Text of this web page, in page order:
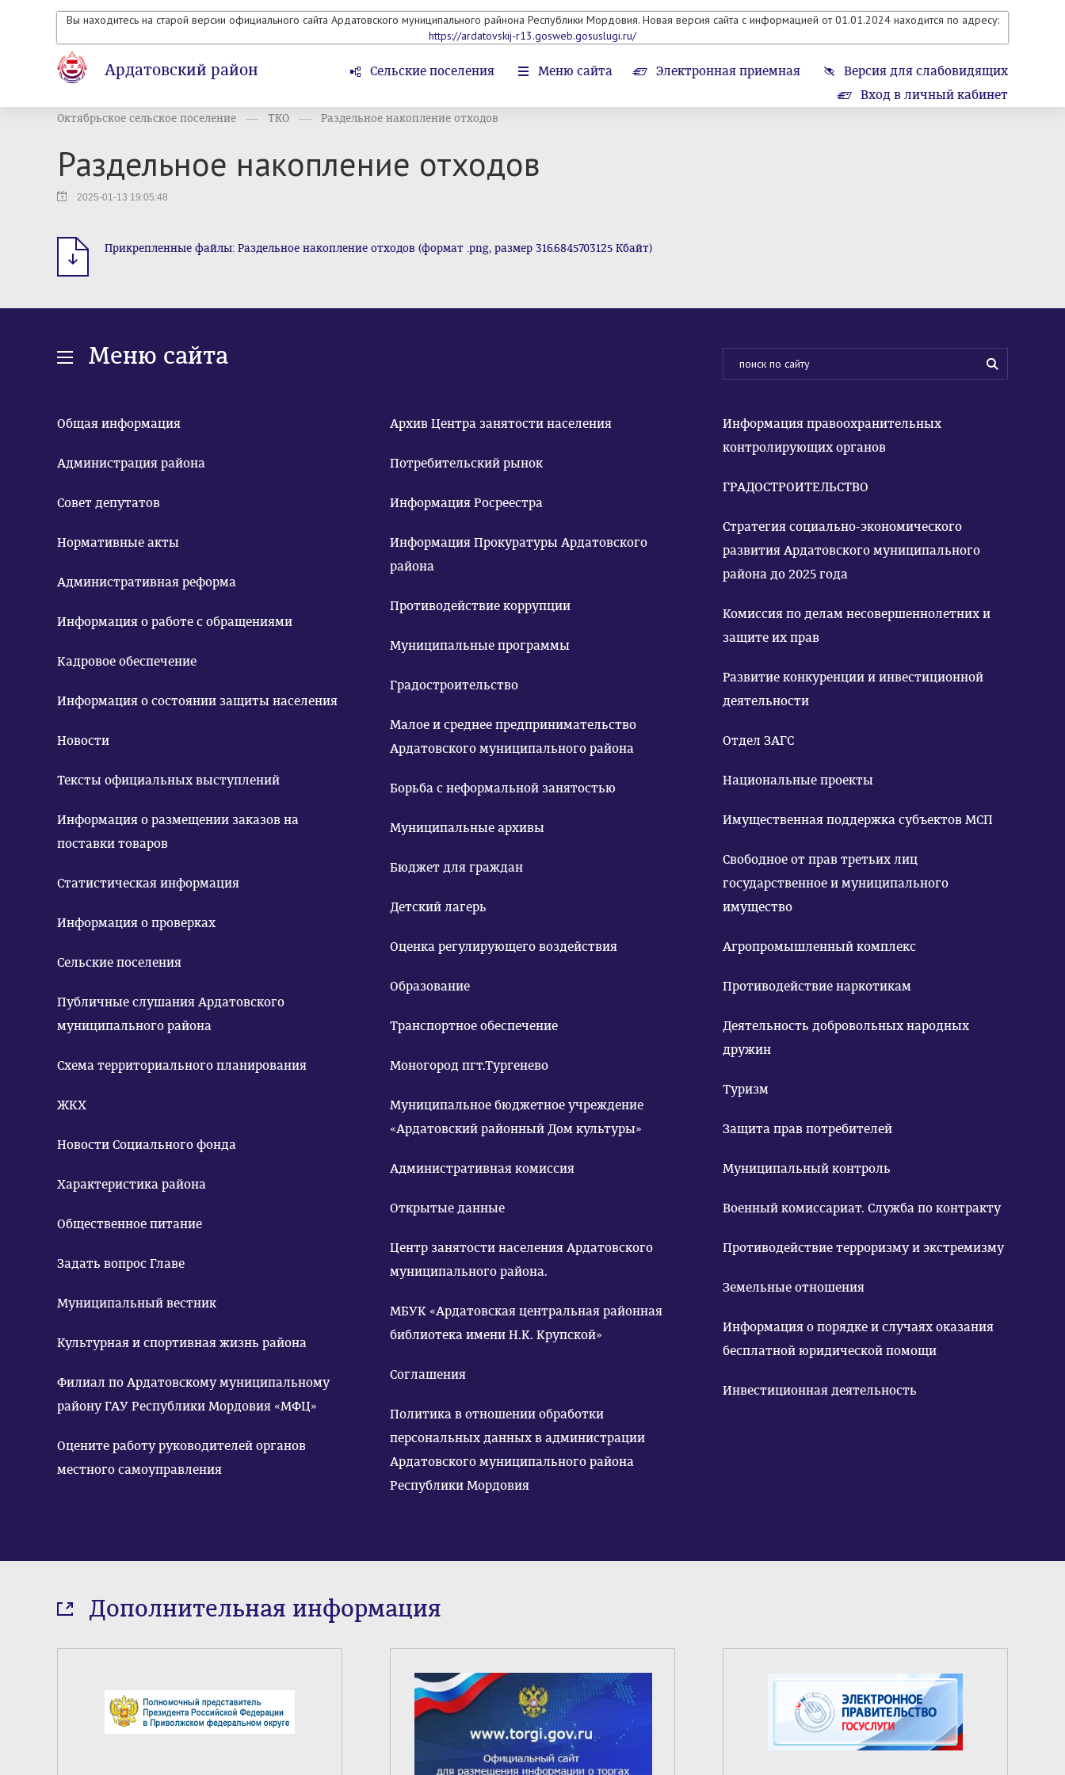
Вы находитесь на старой версии официального сайта Ардатовского муниципального райнона Республики Мордовия. Новая версия сайта с информацией от 01.01.2024 находится по адресу:
https://ardatovskij-r13.gosweb.gosuslugi.ru/
Ардатовский район Сельские поселения Меню сайта Электронная приемная
Версия для слабовидящих
Вход в личный кабинет
Октябрьское сельское поселение ТКО Раздельное накопление отходов
Раздельное накопление отходов
2025-01-13 19:05:48
Прикрепленные файлы: Раздельное накопление отходов (формат .png, размер 316.6845703125 Кбайт)
Меню сайта
Общая информация
Администрация района
Совет депутатов
Нормативные акты
Административная реформа
Информация о работе с обращениями
Кадровое обеспечение
Информация о состоянии защиты населения
Новости
Тексты официальных выступлений
Информация о размещении заказов на
поставки товаров
Статистическая информация
Информация о проверках
Сельские поселения
Публичные слушания Ардатовского
муниципального района
Схема территориального планирования
ЖКХ
Новости Социального фонда
Характеристика района
Общественное питание
Задать вопрос Главе
Муниципальный вестник
Культурная и спортивная жизнь района
Филиал по Ардатовскому муниципальному
району ГАУ Республики Мордовия «МФЦ»
Оцените работу руководителей органов
местного самоуправления
Архив Центра занятости населения
Потребительский рынок
Информация Росреестра
Информация Прокуратуры Ардатовского
района
Противодействие коррупции
Муниципальные программы
Градостроительство
Малое и среднее предпринимательство
Ардатовского муниципального района
Борьба с неформальной занятостью
Муниципальные архивы
Бюджет для граждан
Детский лагерь
Оценка регулирующего воздействия
Образование
Транспортное обеспечение
Моногород пгт.Тургенево
Муниципальное бюджетное учреждение
«Ардатовский районный Дом культуры»
Административная комиссия
Открытые данные
Центр занятости населения Ардатовского
муниципального района.
МБУК «Ардатовская центральная районная
библиотека имени Н.К. Крупской»
Соглашения
Политика в отношении обработки
персональных данных в администрации
Ардатовского муниципального района
Республики Мордовия
Информация правоохранительных
контролирующих органов
ГРАДОСТРОИТЕЛЬСТВО
Стратегия социально-экономического
развития Ардатовского муниципального
района до 2025 года
Комиссия по делам несовершеннолетних и
защите их прав
Развитие конкуренции и инвестиционной
деятельности
Отдел ЗАГС
Национальные проекты
Имущественная поддержка субъектов МСП
Свободное от прав третьих лиц
государственное и муниципального
имущество
Агропромышленный комплекс
Противодействие наркотикам
Деятельность добровольных народных
дружин
Туризм
Защита прав потребителей
Муниципальный контроль
Военный комиссариат. Служба по контракту
Противодействие терроризму и экстремизму
Земельные отношения
Информация о порядке и случаях оказания
бесплатной юридической помощи
Инвестиционная деятельность
Дополнительная информация